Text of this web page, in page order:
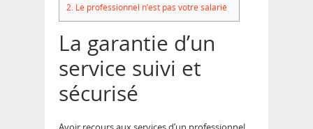
2. Le professionnel n’est pas votre salarié
La garantie d’un
service suivi et
sécurisé